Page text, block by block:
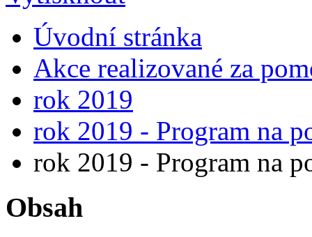
Úvodní stránka
Akce realizované za
rok 2019
rok 2019 - Program na
rok 2019 - Program na
Obsah